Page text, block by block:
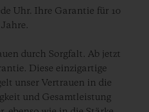
Uhr. Ihre Garantie für 10
Jahre.
durch Sorgfalt. Ab jetzt
Diese einzigartige
unser Vertrauen in die
und Gesamtleistung